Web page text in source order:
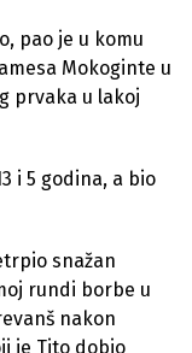
pao je u komu
Mokoginte u
prvaka u lakoj
i 5 godina, a bio
snažan
rundi borbe u
nakon
je Tito dobio